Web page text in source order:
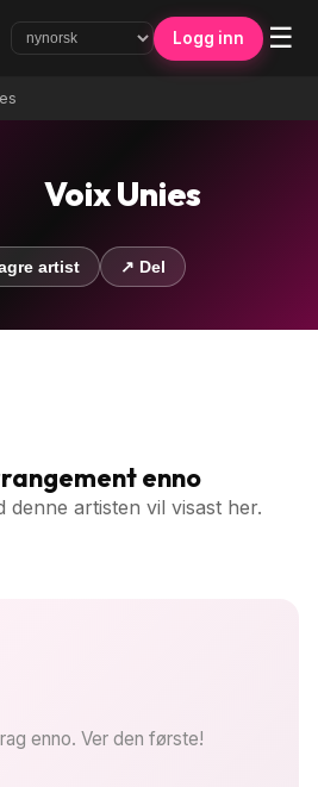
Logg inn ☰
Voix Unies
artist ↗ Del
enno
denne artisten vil visast her.
enno. Ver den første!